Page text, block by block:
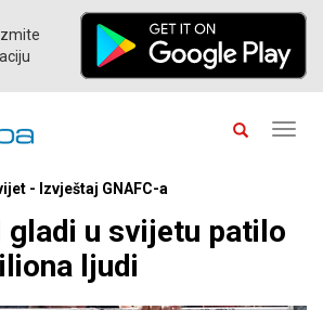
- Izvještaj GNAFC-a
gladi u svijetu patilo
ljudi